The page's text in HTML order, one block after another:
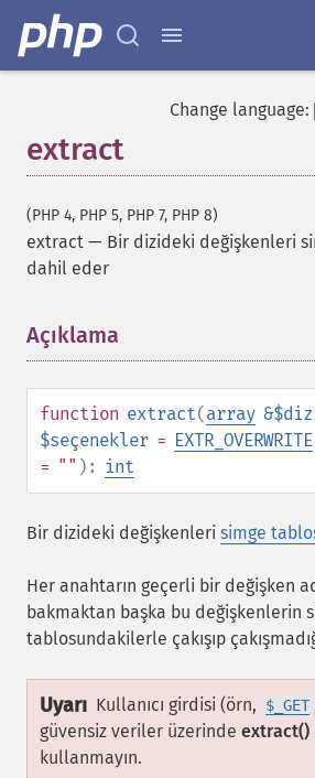
Change language:
extract
(PHP 4, PHP 5, PHP 7, PHP 8)
extract — Bir dizideki değişkenleri
dahil eder
Açıklama
function extract(array
$seçenekler = EXTR_OVERWRITE
= "" ): int
Bir dizideki değişkenleri simge
Her anahtarın geçerli bir değişken
bakmaktan başka bu değişkenlerin
tablosundakilerle çakışıp
Uyarı Kullanıcı girdisi (örn, $_GET
güvensiz veriler üzerinde extract()
kullanmayın.